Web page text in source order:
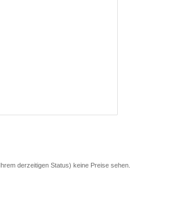
derzeitigen Status) keine Preise sehen.